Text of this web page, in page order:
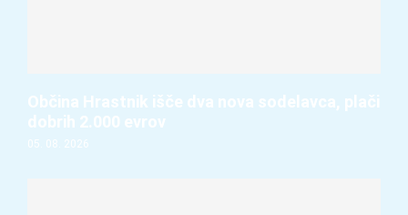
Občina Hrastnik išče dva nova sodelavca, plači
dobrih 2.000 evrov
05. 08. 2026